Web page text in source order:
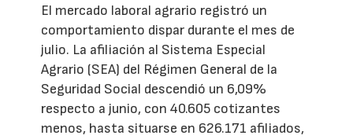
El mercado laboral agrario registró un
comportamiento dispar durante el mes de
julio. La afiliación al Sistema Especial
Agrario (SEA) del Régimen General de la
Seguridad Social descendió un 6,09%
respecto a junio, con 40.605 cotizantes
menos, hasta situarse en 626.171 afiliados,